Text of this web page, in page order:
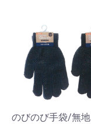
のびのび手袋/無地